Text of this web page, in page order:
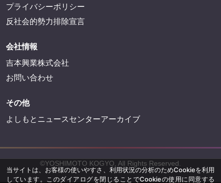
プライバシーポリシー
反社会的勢力排除宣言
会社情報
吉本興業株式会社
お問い合わせ
その他
よしもとニュースセンターアーカイブ
©YOSHIMOTO KOGYO, All Rights Reserved.
当サイトは、お客様の使いやすさ、利用状況の分析のためCookieを利用
しています。このダイアログを閉じることでCookieの使用に同意する